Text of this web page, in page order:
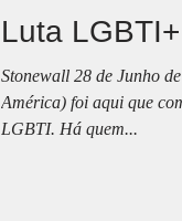
Luta LGBTI+
Stonewall 28 de Junho
América) foi aqui que
LGBTI. Há quem...